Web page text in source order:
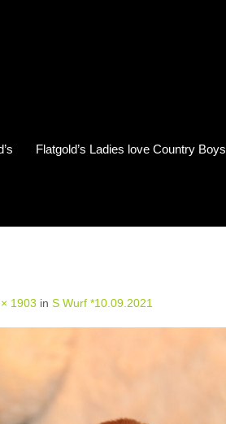
Flatgold’s Ladies love Country Boys
1903 in S Wurf *10.09.2021